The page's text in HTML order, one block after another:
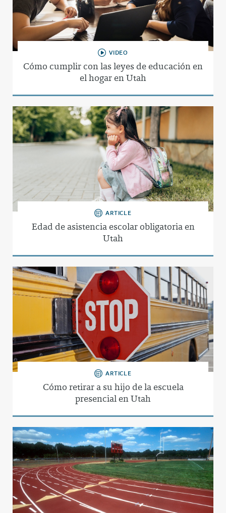
VIDEO
Cómo cumplir con las leyes de educación en
el hogar en Utah
ARTICLE
Edad de asistencia escolar obligatoria en
Utah
ARTICLE
Cómo retirar a su hijo de la escuela
presencial en Utah